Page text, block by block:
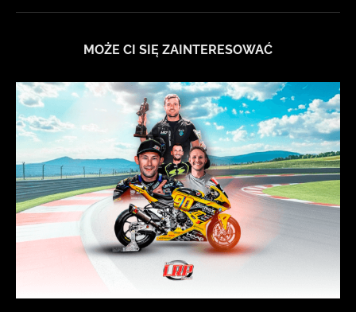
MOŻE CI SIĘ ZAINTERESOWAĆ